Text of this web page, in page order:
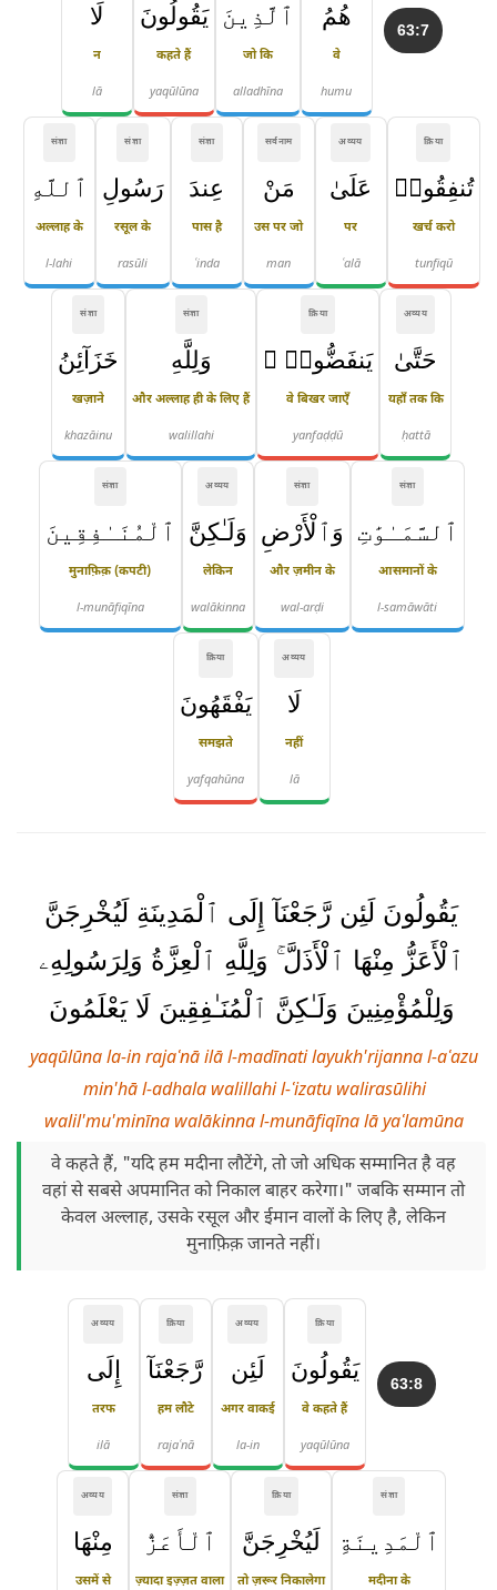
63:7 هُمُ
वे
humu
ٱلَّذِينَ
जो कि
alladhīna
يَقُولُونَ
कहते हैं
yaqūlūna
لَا
न
lā
क्रिया
تُنفِقُوا۟
खर्च करो
tunfiqū
अव्यय
عَلَىٰ
पर
ʿalā
सर्वनाम
مَنْ
उस पर जो
man
संज्ञा
عِندَ
पास है
ʿinda
संज्ञा
رَسُولِ
रसूल के
rasūli
संज्ञा
ٱللَّهِ
अल्लाह के
l-lahi
अव्यय
حَتَّىٰ
यहाँ तक कि
ḥattā
क्रिया
يَنفَضُّوا۟ ۗ
वे बिखर जाएँ
yanfaḍḍū
संज्ञा
وَلِلَّهِ
और अल्लाह ही के लिए हैं
walillahi
संज्ञा
خَزَآئِنُ
खज़ाने
khazāinu
संज्ञा
ٱلسَّمَـٰوَٰتِ
आसमानों के
l-samāwāti
संज्ञा
وَٱلْأَرْضِ
और ज़मीन के
wal-arḍi
अव्यय
وَلَـٰكِنَّ
लेकिन
walākinna
संज्ञा
ٱلْمُنَـٰفِقِينَ
मुनाफ़िक़ (कपटी)
l-munāfiqīna
अव्यय
لَا
नहीं
lā
क्रिया
يَفْقَهُونَ
समझते
yafqahūna
يَقُولُونَ لَئِن رَّجَعْنَآ إِلَى ٱلْمَدِينَةِ لَيُخْرِجَنَّ
ٱلْأَعَزُّ مِنْهَا ٱلْأَذَلَّ ۚ وَلِلَّهِ ٱلْعِزَّةُ وَلِرَسُولِهِۦ
وَلِلْمُؤْمِنِينَ وَلَـٰكِنَّ ٱلْمُنَـٰفِقِينَ لَا يَعْلَمُونَ
yaqūlūna la-in rajaʿnā ilā l-madīnati layukh'rijanna l-aʿazu
min'hā l-adhala walillahi l-ʿizatu walirasūlihi
walil'mu'minīna walākinna l-munāfiqīna lā yaʿlamūna
वे कहते हैं, "यदि हम मदीना लौटेंगे, तो जो अधिक सम्मानित है वह
वहां से सबसे अपमानित को निकाल बाहर करेगा।" जबकि सम्मान तो
केवल अल्लाह, उसके रसूल और ईमान वालों के लिए है, लेकिन
मुनाफ़िक़ जानते नहीं।
63:8
क्रिया
يَقُولُونَ
वे कहते हैं
yaqūlūna
अव्यय
لَئِن
अगर वाकई
la-in
क्रिया
رَّجَعْنَآ
हम लौटे
rajaʿnā
अव्यय
إِلَى
तरफ
ilā
संज्ञा
ٱلْمَدِينَةِ
मदीना के
क्रिया
لَيُخْرِجَنَّ
तो ज़रूर निकालेगा
संज्ञा
ٱلْأَعَزُّ
ज़्यादा इज़्ज़त वाला
अव्यय
مِنْهَا
उसमें से